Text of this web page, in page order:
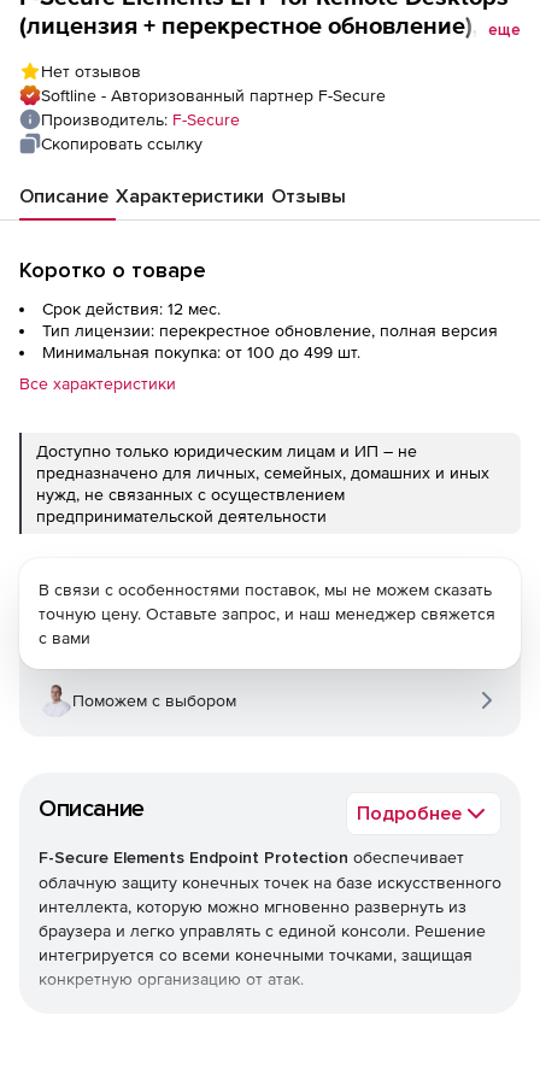
(лицензия + перекрестное обновление),
Количество лицензий
еще
Нет отзывов
Softline - Авторизованный партнер F-Secure
Производитель: F-Secure
Скопировать ссылку
Описание Характеристики Отзывы
Коротко о товаре
Срок действия: 12 мес.
Тип лицензии: перекрестное обновление, полная версия
Минимальная покупка: от 100 до 499 шт.
Все характеристики
Доступно только юридическим лицам и ИП – не
предназначено для личных, семейных, домашних и иных
нужд, не связанных с осуществлением
предпринимательской деятельности
Описание Подробнее
F-Secure Elements Endpoint Protection обеспечивает
облачную защиту конечных точек на базе искусственного
интеллекта, которую можно мгновенно развернуть из
браузера и легко управлять с единой консоли. Решение
интегрируется со всеми конечными точками, защищая
конкретную организацию от атак.
В связи с особенностями поставок, мы не можем сказать
точную цену. Оставьте запрос, и наш менеджер свяжется
с вами
Поможем с выбором